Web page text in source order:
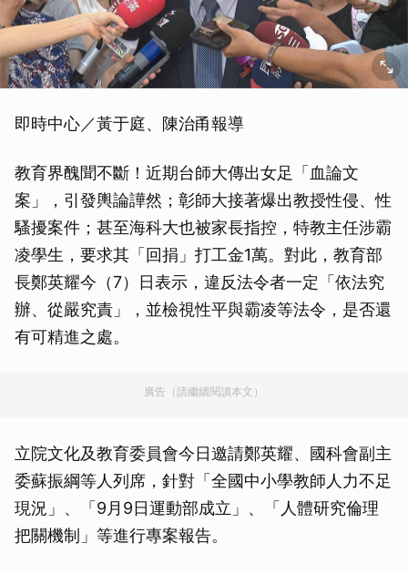
即時中心／黃于庭、陳治甬報導
教育界醜聞不斷！近期台師大傳出女足「血論文
案」，引發輿論譁然；彰師大接著爆出教授性侵、性
騷擾案件；甚至海科大也被家長指控，特教主任涉霸
凌學生，要求其「回捐」打工金1萬。對此，教育部
長鄭英耀今（7）日表示，違反法令者一定「依法究
辦、從嚴究責」，並檢視性平與霸凌等法令，是否還
有可精進之處。
廣告（請繼續閱讀本文）
立院文化及教育委員會今日邀請鄭英耀、國科會副主
委蘇振綱等人列席，針對「全國中小學教師人力不足
現況」、「9月9日運動部成立」、「人體研究倫理
把關機制」等進行專案報告。